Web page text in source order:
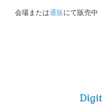
会場または通販にて販売